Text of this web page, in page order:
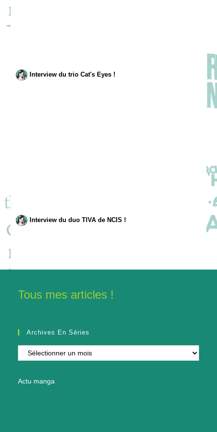
Interview du trio Cat's Eyes !
Interview du duo TIVA de NCIS !
Tous mes articles !
Archives En Séries
Archives
en
Actu manga